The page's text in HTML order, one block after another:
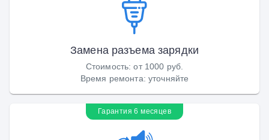
Замена разъема зарядки
Стоимость:от 1000 руб.
Время ремонта: уточняйте
Гарантия 6 месяцев